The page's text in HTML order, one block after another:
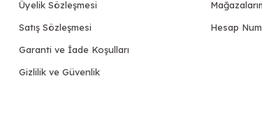
Üyelik Sözleşmesi
Satış Sözleşmesi
Garanti ve İade Koşulları
Gizlilik ve Güvenlik
Hesap